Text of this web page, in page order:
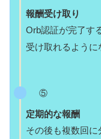
報酬受け取り
Orb認証が完了す
受け取れるように
⑤
定期的な報酬
その後も複数回に